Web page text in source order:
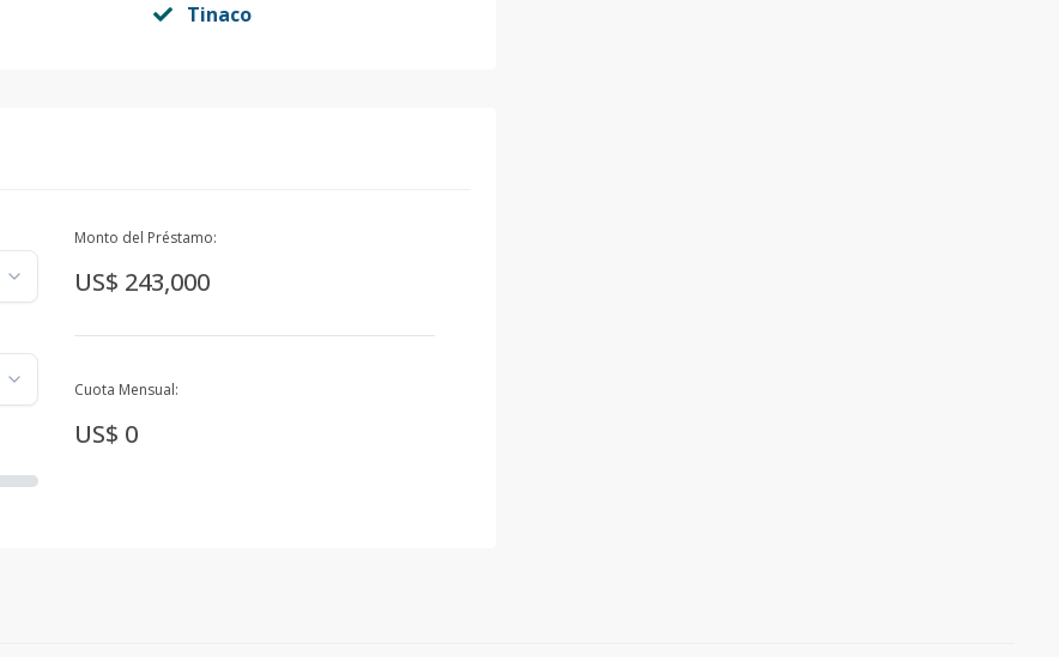
Tinaco
Monto del Préstamo:
US$ 243,000
Cuota Mensual:
US$ 0